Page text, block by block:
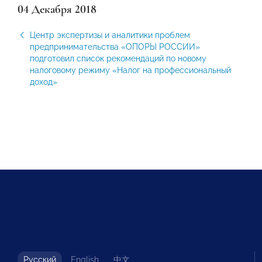
04 Декабря 2018
Центр экспертизы и аналитики проблем
предпринимательства «ОПОРЫ РОССИИ»
подготовил список рекомендаций по новому
налоговому режиму «Налог на профессиональный
доход»
Русский English 中文